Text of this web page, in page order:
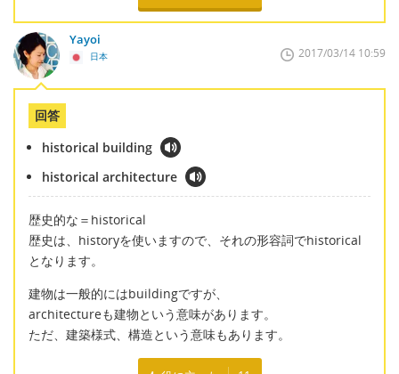
Yayoi
日本 2017/03/14 10:59
回答
historical building
historical architecture
歴史的な＝historical
歴史は、historyを使いますので、それの形容詞でhistorical
となります。
建物は一般的にはbuildingですが、
architectureも建物という意味があります。
ただ、建築様式、構造という意味もあります。